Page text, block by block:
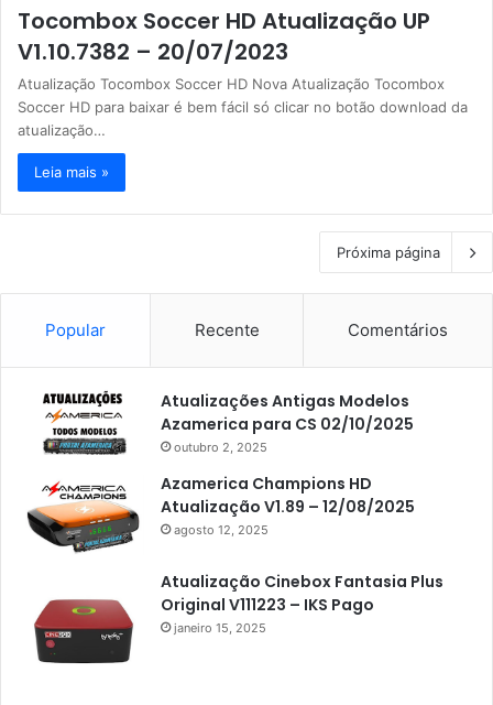
Tocombox Soccer HD Atualização UP
V1.10.7382 – 20/07/2023
Atualização Tocombox Soccer HD Nova Atualização Tocombox
Soccer HD para baixar é bem fácil só clicar no botão download da
atualização…
Leia mais »
Próxima página
Popular Recente Comentários
Atualizações Antigas Modelos
Azamerica para CS 02/10/2025
outubro 2, 2025
Azamerica Champions HD
Atualização V1.89 – 12/08/2025
agosto 12, 2025
Atualização Cinebox Fantasia Plus
Original V111223 – IKS Pago
janeiro 15, 2025